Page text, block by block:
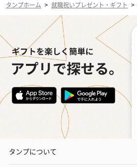
タンプホーム > 就職祝いプレゼント・ギフト >
タンプについて